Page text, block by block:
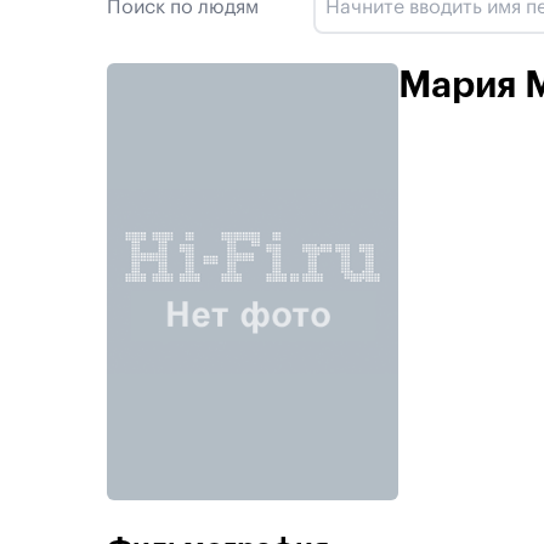
Поиск по людям
Мария